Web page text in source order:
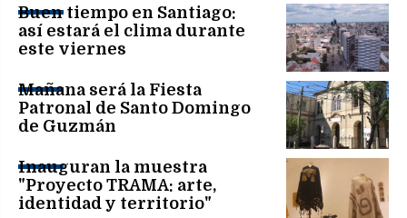
Buen tiempo en Santiago:
así estará el clima durante
este viernes
Mañana será la Fiesta
Patronal de Santo Domingo
de Guzmán
Inauguran la muestra
"Proyecto TRAMA: arte,
identidad y territorio"